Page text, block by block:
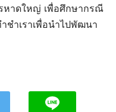
หาดใหญ่ เพื่อศึกษากรณี
ชําเราเพื่อนำไปพัฒนา